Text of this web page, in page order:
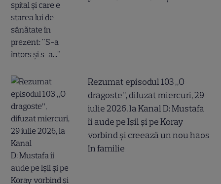
Rezumat episodul 103 „O
dragoste”, difuzat miercuri, 29
iulie 2026, la Kanal D: Mustafa
îi aude pe Ișil și pe Koray
vorbind și creează un nou haos
în familie